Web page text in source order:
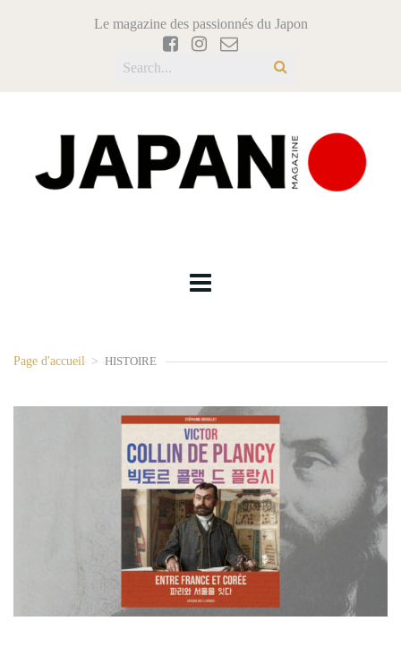
Le magazine des passionnés du Japon
Page d'accueil > HISTOIRE